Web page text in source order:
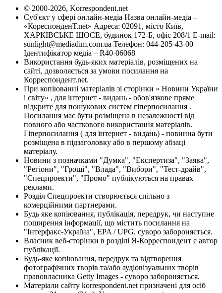
© 2000-2026, Korrespondent.net
Суб'єкт у сфері онлайн-медіа Назва онлайн-медіа –
«КореспонденТ.net» Адреса: 02091, місто Київ,
ХАРКІВСЬКЕ ШОСЕ, будинок 172-Б, офіс 208/1 E-mail:
sunlight@mediadim.com.ua Телефон: 044-205-43-00
Ідентифікатор медіа – R40-06068
Використання будь-яких матеріалів, розміщених на
сайті, дозволяється за умови посилання на
Корреспондент.net.
При копіюванні матеріалів зі сторінки « Новини України
і світу» , для інтернет - видань - обов'язкове пряме
відкрите для пошукових систем гіперпосилання .
Посилання має бути розміщена в незалежності від
повного або часткового використання матеріалів.
Гіперпосилання ( для інтернет - видань) - повинна бути
розміщена в підзаголовку або в першому абзаці
матеріалу.
Новини з позначками "Думка", "Експертиза", "Заява",
"Регіони", "Гроші", "Влада", "Вибори", "Тест-драйв",
"Спецпроекти", "Промо" публікуються на правах
реклами.
Розділ Спецпроекти створюється спільно з
комерційними партнерами.
Будь яке копіювання, публікація, передрук, чи наступне
поширення інформації, що містить посилання на
"Інтерфакс-Україна", EPA / UPG, суворо забороняється.
Власник веб-сторінки в розділі Я-Корреспондент є автор
публікації.
Будь-яке копіювання, передрук та відтворення
фотографічних творів та/або аудіовізуальних творів
правовласника Getty Images - суворо забороняється.
Матеріали сайту korrespondent.net призначені для осіб